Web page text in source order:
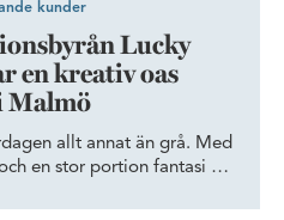
kunder
Lucky
en kreativ oas
Malmö
allt annat än grå. Med
en stor portion fantasi har